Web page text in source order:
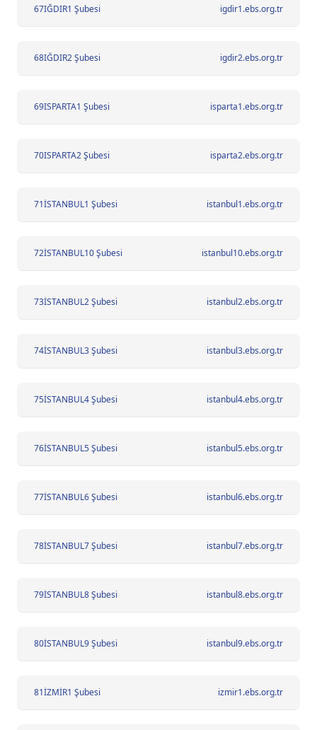
67IĞDIR1 Şubesi igdir1.ebs.org.tr
68IĞDIR2 Şubesi igdir2.ebs.org.tr
69ISPARTA1 Şubesi isparta1.ebs.org.tr
70ISPARTA2 Şubesi isparta2.ebs.org.tr
71İSTANBUL1 Şubesi istanbul1.ebs.org.tr
72İSTANBUL10 Şubesi istanbul10.ebs.org.tr
73İSTANBUL2 Şubesi istanbul2.ebs.org.tr
74İSTANBUL3 Şubesi istanbul3.ebs.org.tr
75İSTANBUL4 Şubesi istanbul4.ebs.org.tr
76İSTANBUL5 Şubesi istanbul5.ebs.org.tr
77İSTANBUL6 Şubesi istanbul6.ebs.org.tr
78İSTANBUL7 Şubesi istanbul7.ebs.org.tr
79İSTANBUL8 Şubesi istanbul8.ebs.org.tr
80İSTANBUL9 Şubesi istanbul9.ebs.org.tr
81İZMİR1 Şubesi izmir1.ebs.org.tr